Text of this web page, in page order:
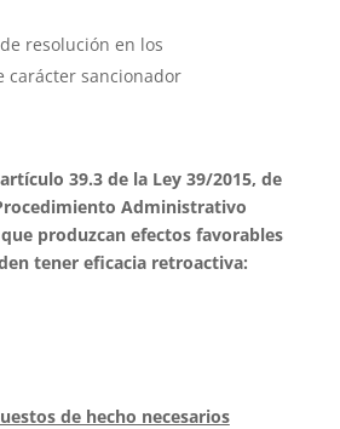
resolución en los
carácter sancionador
39.3 de la Ley 39/2015, de
Administrativo
produzcan efectos favorables
tener eficacia retroactiva:
de hecho necesarios